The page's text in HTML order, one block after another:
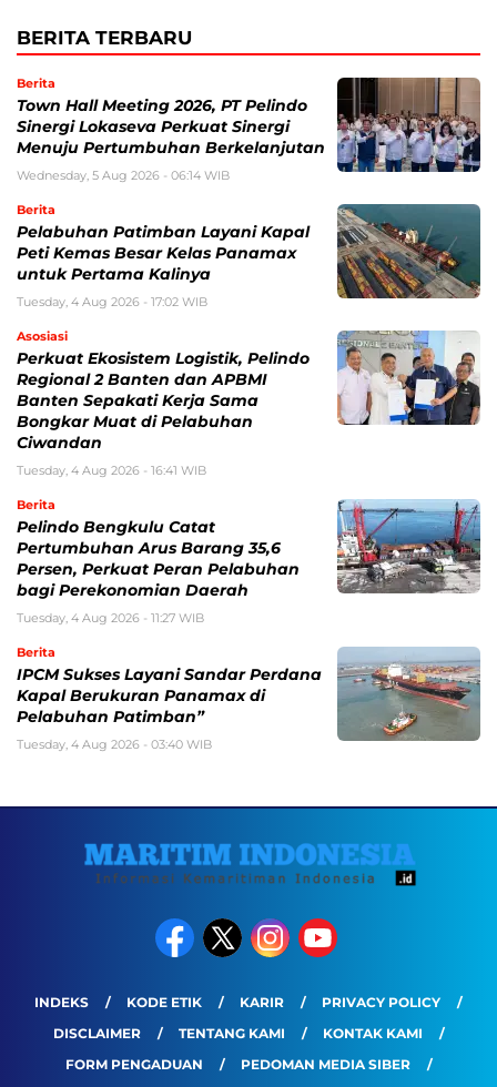
BERITA TERBARU
Berita
Town Hall Meeting 2026, PT Pelindo
Sinergi Lokaseva Perkuat Sinergi
Menuju Pertumbuhan Berkelanjutan
Wednesday, 5 Aug 2026 - 06:14 WIB
Berita
Pelabuhan Patimban Layani Kapal
Peti Kemas Besar Kelas Panamax
untuk Pertama Kalinya
Tuesday, 4 Aug 2026 - 17:02 WIB
Asosiasi
Perkuat Ekosistem Logistik, Pelindo
Regional 2 Banten dan APBMI
Banten Sepakati Kerja Sama
Bongkar Muat di Pelabuhan
Ciwandan
Tuesday, 4 Aug 2026 - 16:41 WIB
Berita
Pelindo Bengkulu Catat
Pertumbuhan Arus Barang 35,6
Persen, Perkuat Peran Pelabuhan
bagi Perekonomian Daerah
Tuesday, 4 Aug 2026 - 11:27 WIB
Berita
IPCM Sukses Layani Sandar Perdana
Kapal Berukuran Panamax di
Pelabuhan Patimban”
Tuesday, 4 Aug 2026 - 03:40 WIB
INDEKS KODE ETIK KARIR
PRIVACY POLICY
DISCLAIMER
TENTANG KAMI
KONTAK KAMI
FORM PENGADUAN
PEDOMAN MEDIA SIBER